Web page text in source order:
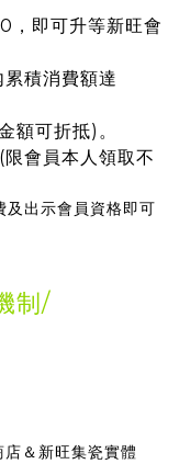
即可升等新旺會
積消費額達
額可折抵) 。
會員本人領取不
及出示會員資格即可
制 /
＆新旺集瓷實體